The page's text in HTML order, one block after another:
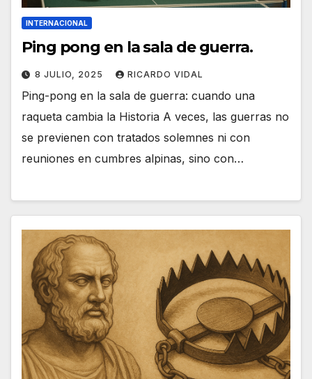
INTERNACIONAL
Ping pong en la sala de guerra.
8 JULIO, 2025 RICARDO VIDAL
Ping-pong en la sala de guerra: cuando una
raqueta cambia la Historia A veces, las guerras no
se previenen con tratados solemnes ni con
reuniones en cumbres alpinas, sino con…